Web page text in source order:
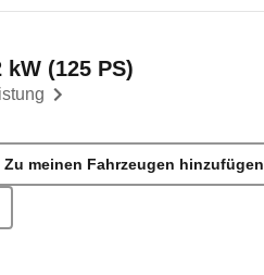
kW (125 PS)
Zu meinen Fahrzeugen hinzufügen